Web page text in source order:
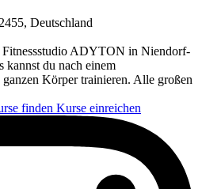
Deutschland
ADYTON in Niendorf-
kannst du nach einem
Körper trainieren. Alle großen
finden Kurse einreichen